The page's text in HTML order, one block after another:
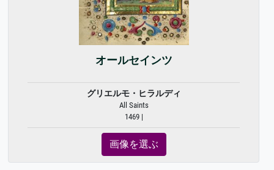
オールセインツ
グリエルモ・ヒラルディ
All Saints
1469 |
画像を選ぶ